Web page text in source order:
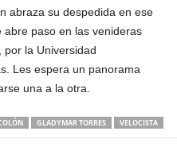
abraza su despedida en ese
paso en las venideras
por la Universidad
Les espera un panorama
una a la otra.
GLADYMAR TORRES VELOCISTA